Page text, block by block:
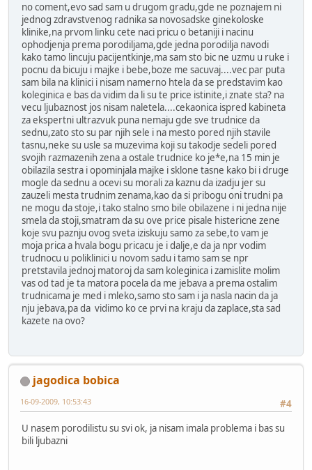
no coment,evo sad sam u drugom gradu,gde ne poznajem ni
jednog zdravstvenog radnika sa novosadske ginekoloske
klinike,na prvom linku cete naci pricu o betaniji i nacinu
ophodjenja prema porodiljama,gde jedna porodilja navodi
kako tamo lincuju pacijentkinje,ma sam sto bic ne uzmu u ruke i
pocnu da bicuju i majke i bebe,boze me sacuvaj....vec par puta
sam bila na klinici i nisam namerno htela da se predstavim kao
koleginica e bas da vidim da li su te price istinite,i znate sta? na
vecu ljubaznost jos nisam naletela....cekaonica ispred kabineta
za ekspertni ultrazvuk puna nemaju gde sve trudnice da
sednu,zato sto su par njih sele i na mesto pored njih stavile
tasnu,neke su usle sa muzevima koji su takodje sedeli pored
svojih razmazenih zena a ostale trudnice ko je*e,na 15 min je
obilazila sestra i opominjala majke i sklone tasne kako bi i druge
mogle da sednu a ocevi su morali za kaznu da izadju jer su
zauzeli mesta trudnim zenama,kao da si pribogu oni trudni pa
ne mogu da stoje,i tako stalno smo bile obilazene i ni jedna nije
smela da stoji,smatram da su ove price pisale histericne zene
koje svu paznju ovog sveta iziskuju samo za sebe,to vam je
moja prica a hvala bogu pricacu je i dalje,e da ja npr vodim
trudnocu u poliklinici u novom sadu i tamo sam se npr
pretstavila jednoj matoroj da sam koleginica i zamislite molim
vas od tad je ta matora pocela da me jebava a prema ostalim
trudnicama je med i mleko,samo sto sam i ja nasla nacin da ja
nju jebava,pa da vidimo ko ce prvi na kraju da zaplace,sta sad
kazete na ovo?
jagodica bobica
#4
16-09-2009, 10:53:43
U nasem porodilistu su svi ok, ja nisam imala problema i bas su
bili ljubazni